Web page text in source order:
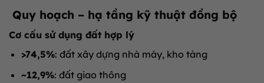
Quy hoạch – hạ tầng kỹ thuật đồng bộ
Cơ cấu sử dụng đất hợp lý
>74,5%: đất xây dựng nhà máy, kho tàng
~12,9%: đất giao thông